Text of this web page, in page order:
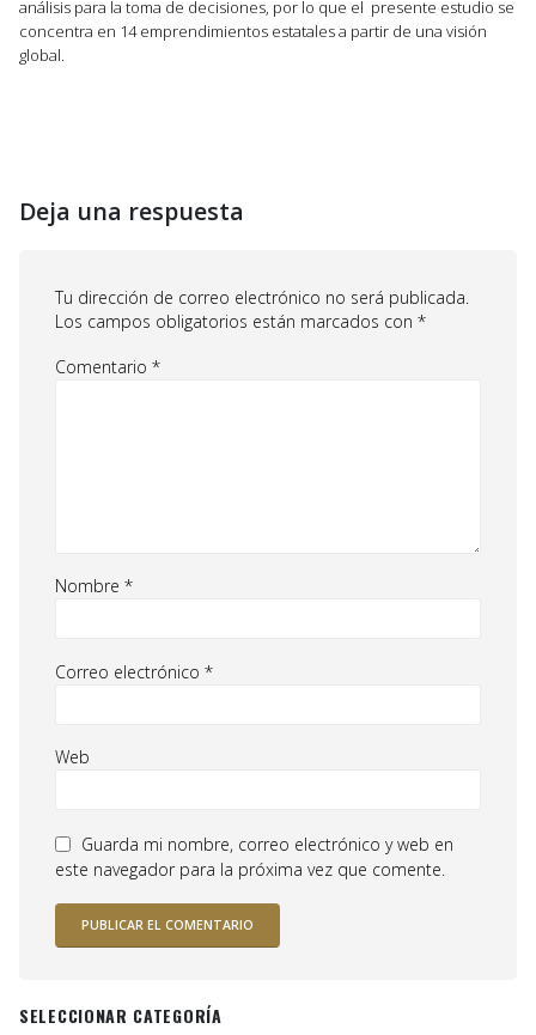
análisis para la toma de decisiones, por lo que el presente estudio se
concentra en 14 emprendimientos estatalesa partir de una visión
global.
Deja una respuesta
Tu dirección de correo electrónico no será publicada.
Los campos obligatorios están marcados con *
Comentario *
Nombre *
Correo electrónico *
Web
Guarda mi nombre, correo electrónico y web en
este navegador para la próxima vez que comente.
SELECCIONAR CATEGORÍA